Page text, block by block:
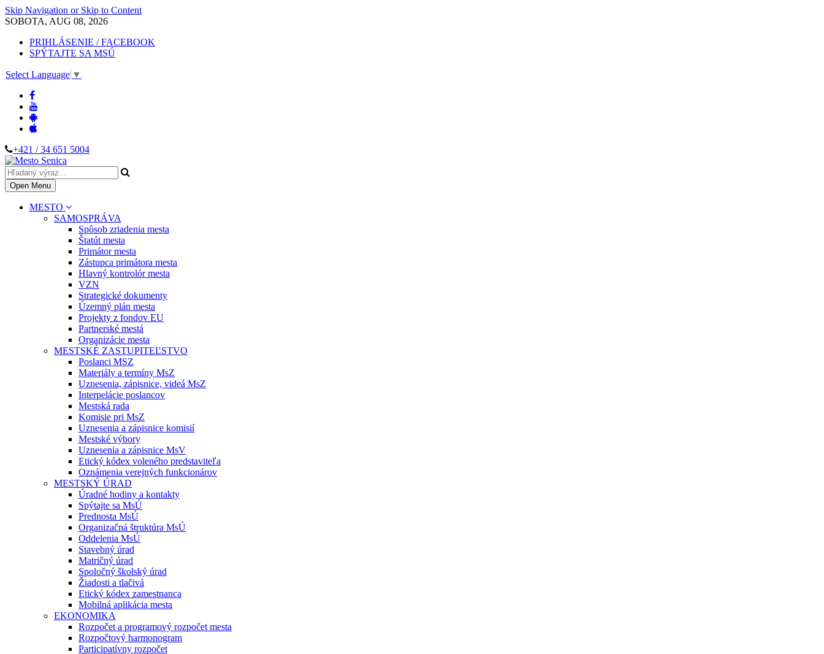
Skip Navigation or Skip to Content
SOBOTA, AUG 08, 2026
PRIHLÁSENIE / FACEBOOK
SPÝTAJTE SA MSÚ
Select Language ▼
+421 / 34 651 5004
Open Menu
MESTO
SAMOSPRÁVA
Spôsob zriadenia mesta
Štatút mesta
Primátor mesta
Zástupca primátora mesta
Hlavný kontrolór mesta
VZN
Strategické dokumenty
Územný plán mesta
Projekty z fondov EU
Partnerské mestá
Organizácie mesta
MESTSKÉ ZASTUPITEĽSTVO
Poslanci MSZ
Materiály a termíny MsZ
Uznesenia, zápisnice, videá MsZ
Interpelácie poslancov
Mestská rada
Komisie pri MsZ
Uznesenia a zápisnice komisií
Mestské výbory
Uznesenia a zápisnice MsV
Etický kódex voleného predstaviteľa
Oznámenia verejných funkcionárov
MESTSKÝ ÚRAD
Úradné hodiny a kontakty
Spýtajte sa MsÚ
Prednosta MsÚ
Organizačná štruktúra MsÚ
Oddelenia MsÚ
Stavebný úrad
Matričný úrad
Spoločný školský úrad
Žiadosti a tlačivá
Etický kódex zamestnanca
Mobilná aplikácia mesta
EKONOMIKA
Rozpočet a programový rozpočet mesta
Rozpočtový harmonogram
Participatívny rozpočet